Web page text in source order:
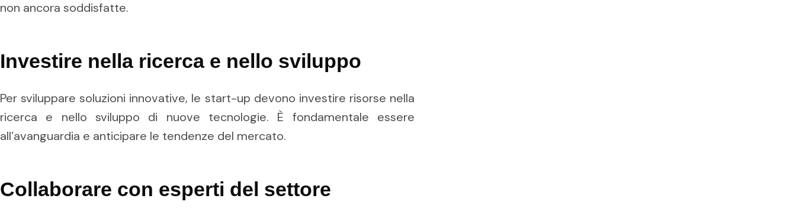
non ancora soddisfatte.
Investire nella ricerca e nello sviluppo
Per sviluppare soluzioni innovative, le start-up devono investire risorse nella
ricerca e nello sviluppo di nuove tecnologie. È fondamentale essere
all’avanguardia e anticipare le tendenze del mercato.
Collaborare con esperti del settore